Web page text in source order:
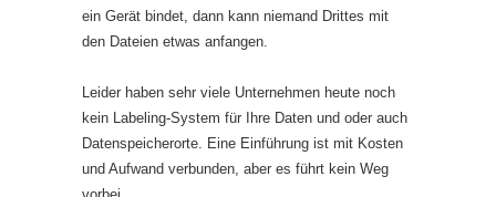
ein Gerät bindet, dann kann niemand Drittes mit
den Dateien etwas anfangen.
Leider haben sehr viele Unternehmen heute noch
kein Labeling-System für Ihre Daten und oder auch
Datenspeicherorte. Eine Einführung ist mit Kosten
und Aufwand verbunden, aber es führt kein Weg